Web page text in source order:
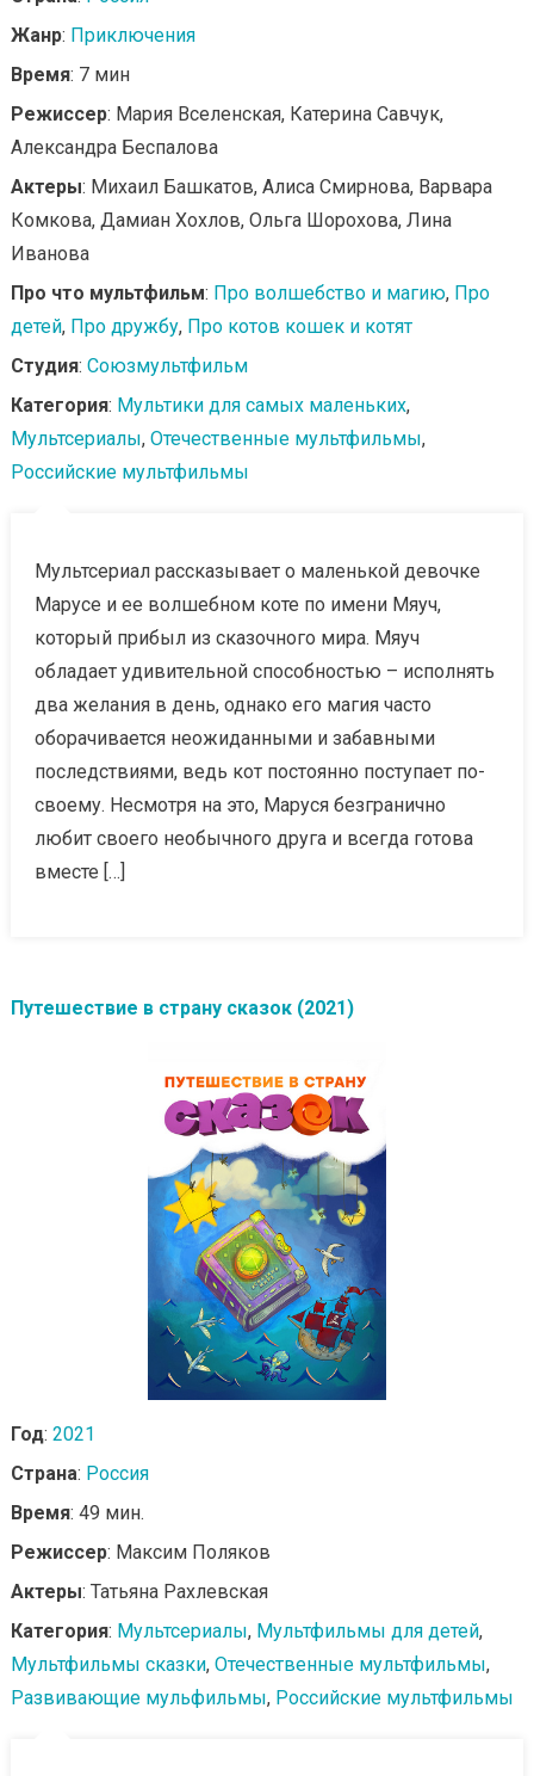
Жанр: Приключения
Время: 7 мин
Режиссер: Мария Вселенская, Катерина Савчук,
Александра Беспалова
Актеры: Михаил Башкатов, Алиса Смирнова, Варвара
Комкова, Дамиан Хохлов, Ольга Шорохова, Лина
Иванова
Про что мультфильм: Про волшебство и магию, Про
детей, Про дружбу, Про котов кошек и котят
Студия: Союзмультфильм
Категория: Мультики для самых маленьких,
Мультсериалы, Отечественные мультфильмы,
Российские мультфильмы
Мультсериал рассказывает о маленькой девочке
Марусе и ее волшебном коте по имени Мяуч,
который прибыл из сказочного мира. Мяуч
обладает удивительной способностью – исполнять
два желания в день, однако его магия часто
оборачивается неожиданными и забавными
последствиями, ведь кот постоянно поступает по-
своему. Несмотря на это, Маруся безгранично
любит своего необычного друга и всегда готова
вместе […]
Путешествие в страну сказок (2021)
Год: 2021
Страна: Россия
Время: 49 мин.
Режиссер: Максим Поляков
Актеры: Татьяна Рахлевская
Категория: Мультсериалы, Мультфильмы для детей,
Мультфильмы сказки, Отечественные мультфильмы,
Развивающие мульфильмы, Российские мультфильмы